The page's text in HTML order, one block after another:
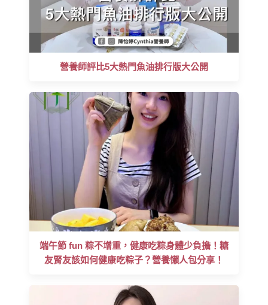
營養師評比5大熱門魚油排行版大公開
端午節 fun 粽不增重，健康吃粽身體少負擔！糖
友腎友該如何健康吃粽子？營養懶人包分享！